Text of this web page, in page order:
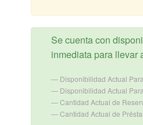
Se cuenta con
inmediata para llevar
Disponibilidad Actual
Disponibilidad Actual
Cantidad Actual de
Cantidad Actual de